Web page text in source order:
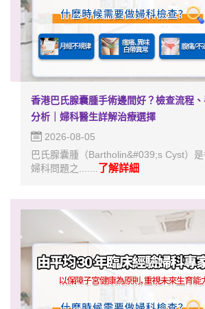
香港巴氏腺囊腫手術邊間好？檢查流程
分析｜婦科醫生詳解治療選擇
2026-08-05
巴氏腺囊腫（Bartholin&#039;s Cyst）
婦科問題之....... 了解詳細